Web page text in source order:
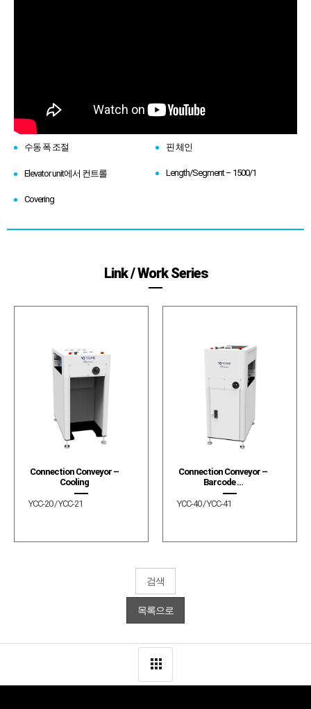
수동 폭 조절 핀 체인
Elevator unit에서 컨트롤 Length/Segment – 1500/1
Covering
Link / Work Series
Connection Conveyor –
Cooling
YCC-20 / YCC-21
Connection Conveyor –
Barcode …
YCC-40 / YCC-41
검색
목록으로